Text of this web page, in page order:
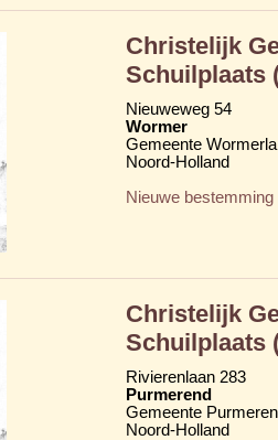
Christelijk
Schuilplaats
Nieuweweg 54
Wormer
Gemeente
Noord-Holland
Nieuwe bestemming
Christelijk
Schuilplaats
Rivierenlaan 283
Purmerend
Gemeente
Noord-Holland